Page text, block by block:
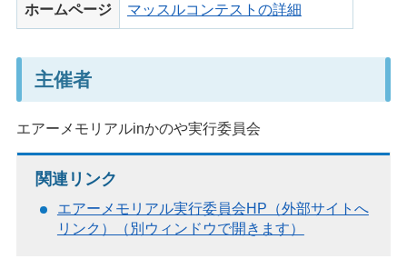
ホームページ マッスルコンテストの詳細
主催者
エアーメモリアルinかのや実行委員会
関連リンク
エアーメモリアル実行委員会HP（外部サイトへ
リンク）（別ウィンドウで開きます）